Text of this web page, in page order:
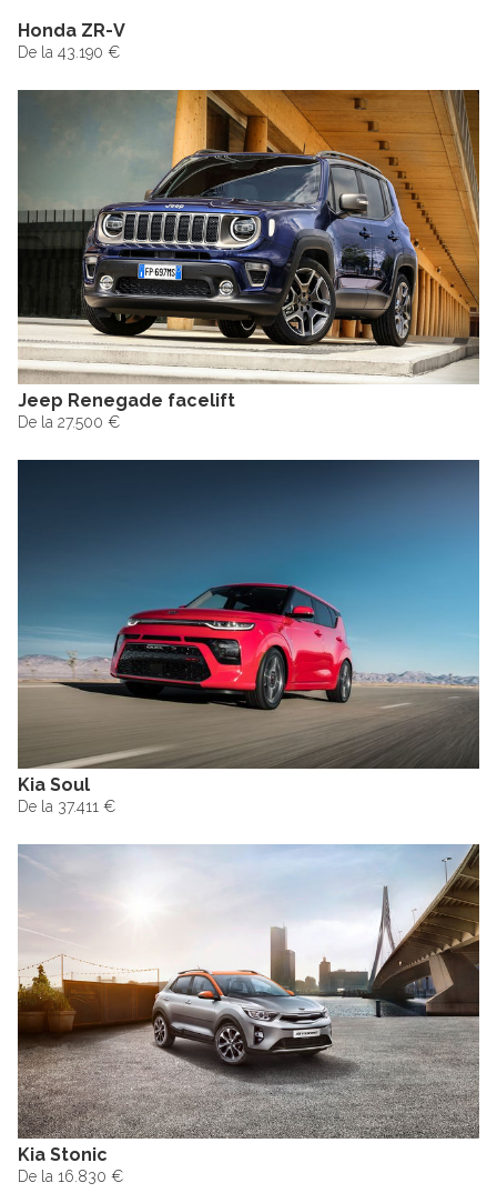
Honda ZR-V
De la 43.190 €
Jeep Renegade facelift
De la 27.500 €
Kia Soul
De la 37.411 €
Kia Stonic
De la 16.830 €